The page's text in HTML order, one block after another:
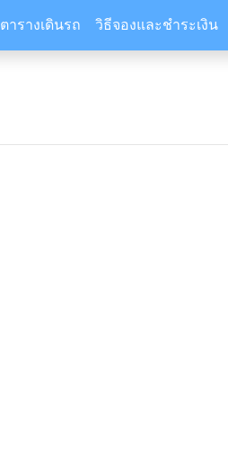
ตารางเดินรถ วิธีจองและชำระเงิน